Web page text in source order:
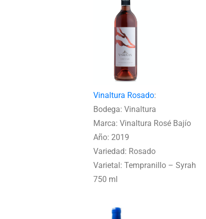
Vinaltura Rosado:
Bodega: Vinaltura
Marca: Vinaltura Rosé Bajío
Año: 2019
Variedad: Rosado
Varietal: Tempranillo – Syrah
750 ml